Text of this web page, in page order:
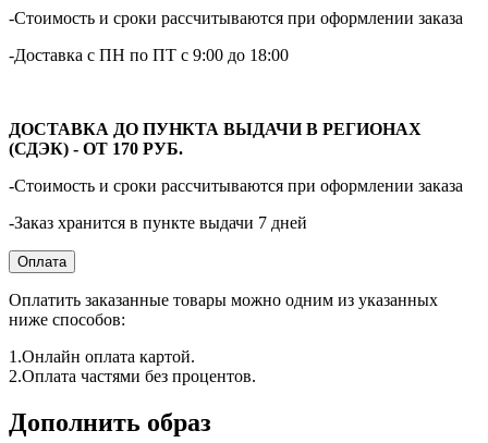
-Стоимость и сроки рассчитываются при оформлении заказа
-Доставка с ПН по ПТ с 9:00 до 18:00
ДОСТАВКА ДО ПУНКТА ВЫДАЧИ В РЕГИОНАХ
(СДЭК) - ОТ 170 РУБ.
-Стоимость и сроки рассчитываются при оформлении заказа
-Заказ хранится в пункте выдачи 7 дней
Оплата
Оплатить заказанные товары можно одним из указанных
ниже способов:
1.Онлайн оплата картой.
2.Оплата частями без процентов.
Дополнить образ